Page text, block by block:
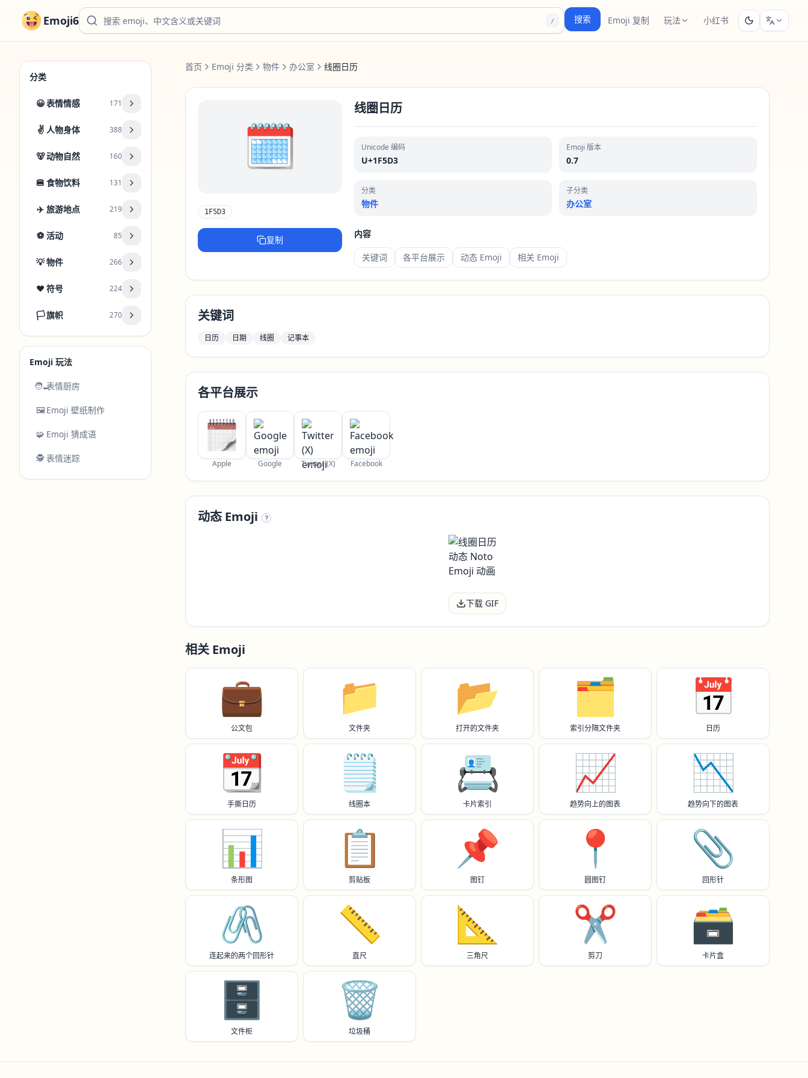
Emoji6 / 搜索 Emoji 复制 玩法 小红书
分类
😀表情情感 171
✌️ 人物身体 388
🐻动物自然 160
🍔 食物饮料 131
✈️ 旅游地点 219
⚽ 活动 85
💡物件 266
❤️符号 224
🏳️旗帜 270
Emoji 玩法
🧑‍🍳表情厨房
🖼️Emoji 壁纸制作
🧩 Emoji 猜成语
🕵️ 表情迷踪
首页 Emoji 分类 物件 办公室 线圈日历
🗓️
1F5D3
复制
线圈日历
Unicode 编码
U+1F5D3
Emoji 版本
0.7
分类
物件
子分类
办公室
内容
关键词 各平台展示 动态 Emoji 相关 Emoji
关键词
日历 日期 线圈 记事本
各平台展示
Apple Google Twitter (X) Facebook
动态 Emoji ?
下载 GIF
相关 Emoji
💼
公文包
📁
文件夹
📂
打开的文件夹
🗂️
索引分隔文件夹
📅
日历
📆
手撕日历
🗒️
线圈本
📇
卡片索引
📈
趋势向上的图表
📉
趋势向下的图表
📊
条形图
📋️
剪贴板
📌
图钉
📍
圆图钉
📎
回形针
🖇️
连起来的两个回形针
📏
直尺
📐
三角尺
✂️
剪刀
🗃️
卡片盒
🗄️
文件柜
🗑️
垃圾桶